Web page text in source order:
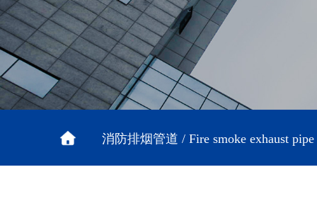
消防排烟管道 / Fire smoke exhaust pipe